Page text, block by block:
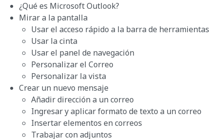
¿Qué es Microsoft Outlook?
Mirar a la pantalla
Usar el acceso rápido a la barra de herramientas
Usar la cinta
Usar el panel de navegación
Personalizar el Correo
Personalizar la vista
Crear un nuevo mensaje
Añadir dirección a un correo
Ingresar y aplicar formato de texto a un correo
Insertar elementos en correos
Trabajar con adjuntos